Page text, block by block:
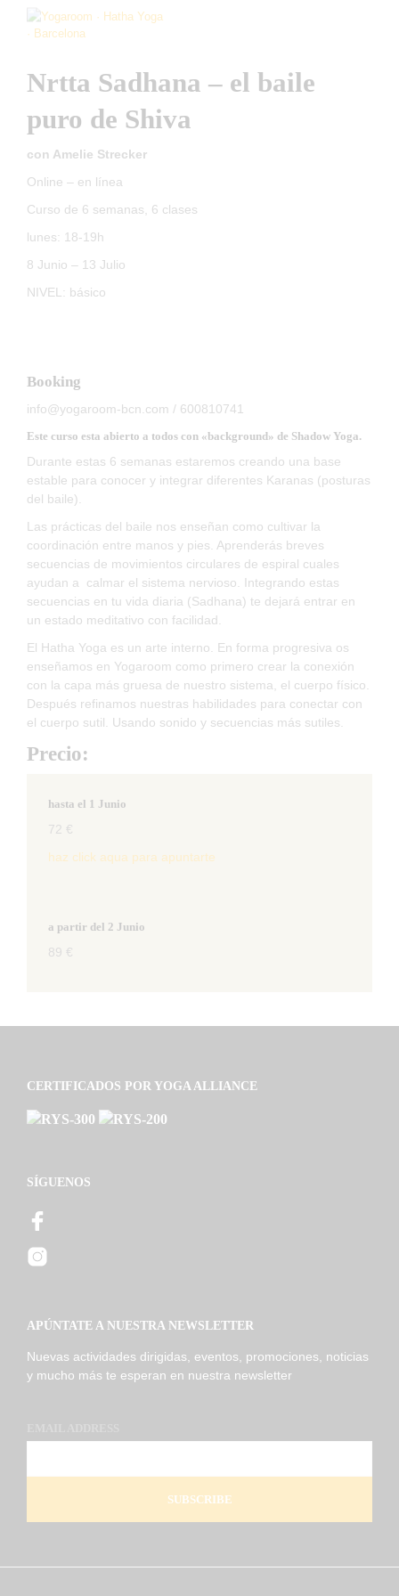
Nrtta Sadhana – el baile
puro de Shiva
con Amelie Strecker
Online – en línea
Curso de 6 semanas, 6 clases
lunes: 18-19h
8 Junio – 13 Julio
NIVEL: básico
Booking
info@yogaroom-bcn.com / 600810741
Este curso esta abierto a todos con «background» de Shadow Yoga.
Durante estas 6 semanas estaremos creando una base
estable para conocer y integrar diferentes Karanas (posturas
del baile).
Las prácticas del baile nos enseñan como cultivar la
coordinación entre manos y pies. Aprenderás breves
secuencias de movimientos circulares de espiral cuales
ayudan a calmar el sistema nervioso. Integrando estas
secuencias en tu vida diaria (Sadhana) te dejará entrar en
un estado meditativo con facilidad.
El Hatha Yoga es un arte interno. En forma progresiva os
enseñamos en Yogaroom como primero crear la conexión
con la capa más gruesa de nuestro sistema, el cuerpo físico.
Después refinamos nuestras habilidades para conectar con
el cuerpo sutil. Usando sonido y secuencias más sutiles.
Precio:
hasta el 1 Junio
72 €
haz click aqua para apuntarte
a partir del 2 Junio
89 €
CERTIFICADOS POR YOGA ALLIANCE
SÍGUENOS
APÚNTATE A NUESTRA NEWSLETTER
Nuevas actividades dirigidas, eventos, promociones, noticias
y mucho más te esperan en nuestra newsletter